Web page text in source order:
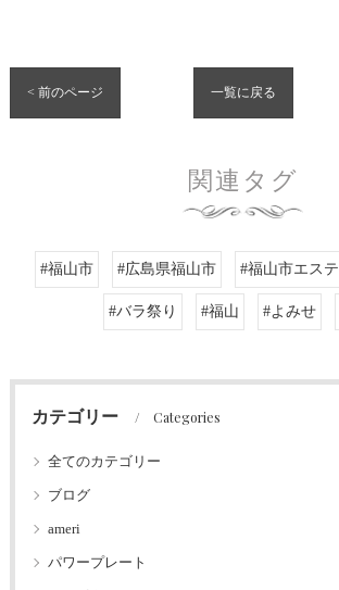
< 前のページ 一覧に戻る
関連タグ
#福山市 #広島県福山市 #福山市エステ
#バラ祭り #福山 #よみせ
カテゴリー Categories
全てのカテゴリー
ブログ
ameri
パワープレート